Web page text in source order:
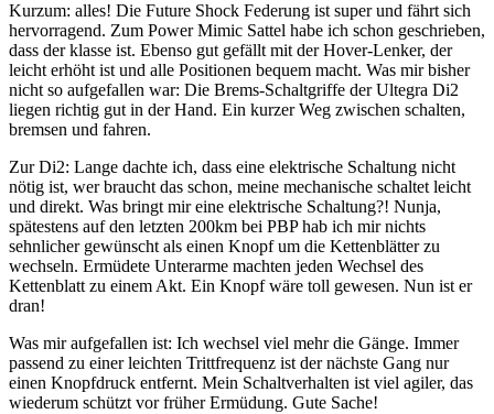
Kurzum: alles! Die Future Shock Federung ist super und fährt sich
hervorragend. Zum Power Mimic Sattel habe ich schon geschrieben,
dass der klasse ist. Ebenso gut gefällt mit der Hover-Lenker, der
leicht erhöht ist und alle Positionen bequem macht. Was mir bisher
nicht so aufgefallen war: Die Brems-Schaltgriffe der Ultegra Di2
liegen richtig gut in der Hand. Ein kurzer Weg zwischen schalten,
bremsen und fahren.
Zur Di2: Lange dachte ich, dass eine elektrische Schaltung nicht
nötig ist, wer braucht das schon, meine mechanische schaltet leicht
und direkt. Was bringt mir eine elektrische Schaltung?! Nunja,
spätestens auf den letzten 200km bei PBP hab ich mir nichts
sehnlicher gewünscht als einen Knopf um die Kettenblätter zu
wechseln. Ermüdete Unterarme machten jeden Wechsel des
Kettenblatt zu einem Akt. Ein Knopf wäre toll gewesen. Nun ist er
dran!
Was mir aufgefallen ist: Ich wechsel viel mehr die Gänge. Immer
passend zu einer leichten Trittfrequenz ist der nächste Gang nur
einen Knopfdruck entfernt. Mein Schaltverhalten ist viel agiler, das
wiederum schützt vor früher Ermüdung. Gute Sache!